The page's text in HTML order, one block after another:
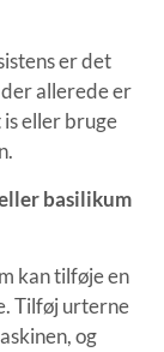
er det
allerede er
eller bruge
basilikum
kan tilføje en
Tilføj urterne
og